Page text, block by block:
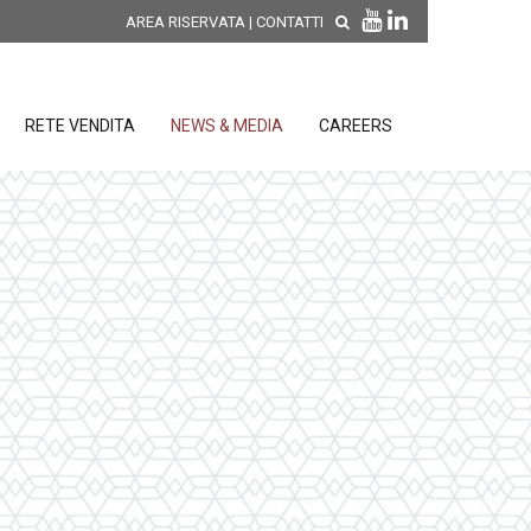
AREA RISERVATA | CONTATTI
SCOPRI LE NOVITÀ DI
PRODOTTO
CONDIZIONI GENERALI DI VENDITA E
DI GARANZIA
RETE VENDITA NEWS & MEDIA CAREERS